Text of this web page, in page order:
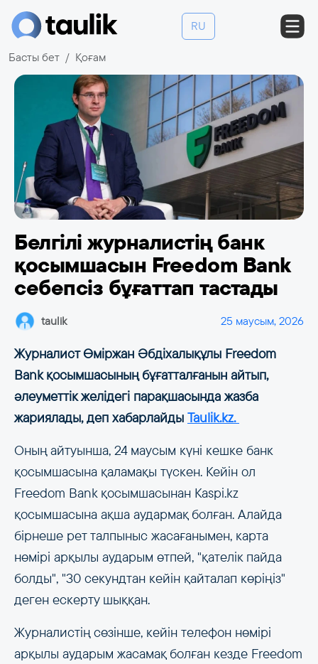
RU
Басты бет Қоғам
Белгілі журналистің банк
қосымшасын Freedom Bank
себепсіз бұғаттап тастады
taulik 25 маусым, 2026
Журналист Өміржан Әбдіхалықұлы Freedom
Bank қосымшасының бұғатталғанын айтып,
әлеуметтік желідегі парақшасында жазба
жариялады, деп хабарлайды Taulik.kz.
Оның айтуынша, 24 маусым күні кешке банк
қосымшасына қаламақы түскен. Кейін ол
Freedom Bank қосымшасынан Kaspi.kz
қосымшасына ақша аудармақ болған. Алайда
бірнеше рет талпыныс жасағанымен, карта
нөмірі арқылы аударым өтпей, "қателік пайда
болды", "30 секундтан кейін қайталап көріңіз"
деген ескерту шыққан.
Журналистің сөзінше, кейін телефон нөмірі
арқылы аударым жасамақ болған кезде Freedom